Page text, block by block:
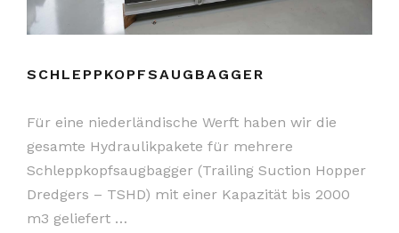
SCHLEPPKOPFSAUGBAGGER
Für eine niederländische Werft haben wir die
gesamte Hydraulikpakete für mehrere
Schleppkopfsaugbagger (Trailing Suction Hopper
Dredgers – TSHD) mit einer Kapazität bis 2000
m3 geliefert …